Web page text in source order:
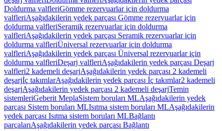
Doldurma valfleriGömme rezervuarlar için doldurma
valfleriAşağıdakilerin yedek parçası Gömme rezervuarlar için
doldurma valfleriSeramik rezervuarlar için doldurma
valfleriAşağıdakilerin yedek parçası Seramik rezervuarlar için
doldurma valfleriÜniversal rezervuarlar için doldurma
valfleriAşağıdakilerin yedek parçası Üniversal rezervuarlar için
doldurma valfleriDeşarj valfleriAşağıdakilerin yedek parçası Deşarj
valfleri2 kademeli deşarjAşağıdakilerin yedek parçası 2 kademeli
deşarjİç takımlarAşağıdakilerin yedek parçası İç takımlar2 kademeli
deşarjAşağıdakilerin yedek parçası 2 kademeli deşarjTemin
sistemleriGeberit MeplaSistem boruları MLAşağıdakilerin yedek
parçası Sistem boruları MLIsıtma sistem boruları MLAşağıdakilerin
yedek parçası Isıtma sistem boruları MLBağlantı
parçalarıAşağıdakilerin yedek parçası Bağlantı